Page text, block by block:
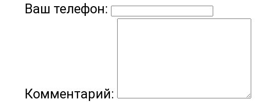
Ваш телефон:
Комментарий: